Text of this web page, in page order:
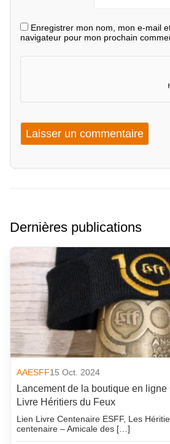
Enregistrer mon nom, mon e-mail
navigateur pour mon prochain
Dernières publications
AAESFF15 Oct. 2024
Lancement de la boutique en
Livre Héritiers du Feux
Lien Livre Centenaire ESFF, Les
centenaire – Amicale des […]